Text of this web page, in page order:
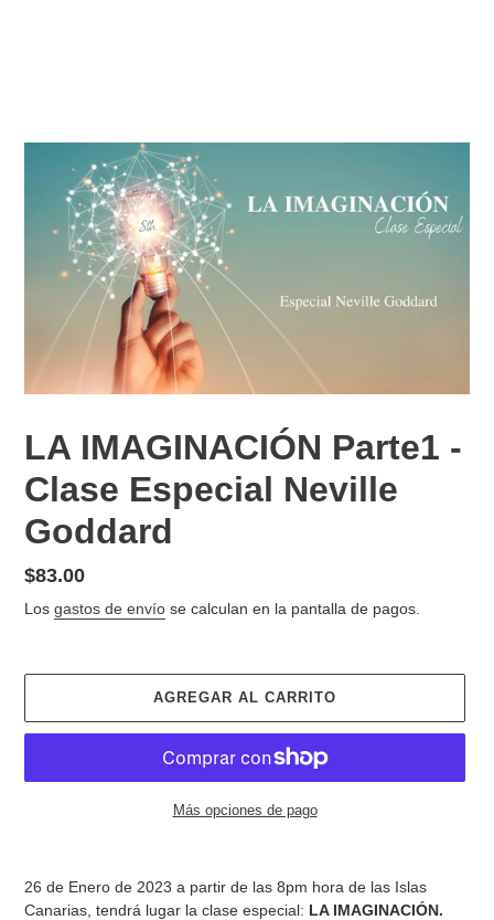
LA IMAGINACIÓN Parte1 -
Clase Especial Neville
Goddard
Precio
habitual
$83.00
Los gastos de envío se calculan en la pantalla de pagos.
AGREGAR AL CARRITO
Más opciones de pago
26 de Enero de 2023 a partir de las 8pm hora de las Islas
Canarias, tendrá lugar la clase especial: LA IMAGINACIÓN.